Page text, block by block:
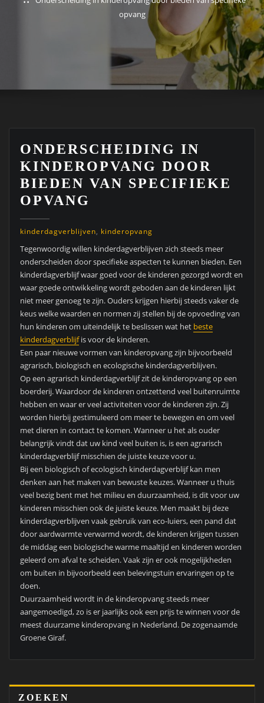
opvang
ONDERSCHEIDING IN
KINDEROPVANG DOOR
BIEDEN VAN SPECIFIEKE
OPVANG
kinderdagverblijven, kinderopvang
Tegenwoordig willen kinderdagverblijven zich steeds meer
onderscheiden door specifieke aspecten te kunnen bieden. Een
kinderdagverblijf waar goed voor de kinderen gezorgd wordt en
waar goede ontwikkeling wordt geboden aan de kinderen lijkt
niet meer genoeg te zijn. Ouders krijgen hierbij steeds vaker de
keus welke waarden en normen zij stellen bij de opvoeding van
hun kinderen om uiteindelijk te beslissen wat het beste
kinderdagverblijfis voor de kinderen.
Een paar nieuwe vormen van kinderopvang zijn bijvoorbeeld
agrarisch, biologisch en ecologische kinderdagverblijven.
Op een agrarisch kinderdagverblijf zit de kinderopvang op een
boerderij. Waardoor de kinderen ontzettend veel buitenruimte
hebben en waar er veel activiteiten voor de kinderen zijn. Zij
worden hierbij gestimuleerd om meer te bewegen en om veel
met dieren in contact te komen. Wanneer u het als ouder
belangrijk vindt dat uw kind veel buiten is, is een agrarisch
kinderdagverblijf misschien de juiste keuze voor u.
Bij een biologisch of ecologisch kinderdagverblijf kan men
denken aan het maken van bewuste keuzes. Wanneer u thuis
veel bezig bent met het milieu en duurzaamheid, is dit voor uw
kinderen misschien ook de juiste keuze. Men maakt bij deze
kinderdagverblijven vaak gebruik van eco-luiers, een pand dat
door aardwarmte verwarmd wordt, de kinderen krijgen tussen
de middag een biologische warme maaltijd en kinderen worden
geleerd om afval te scheiden. Vaak zijn er ook mogelijkheden
om buiten in bijvoorbeeld een belevingstuin ervaringen op te
doen.
Duurzaamheid wordt in de kinderopvang steeds meer
aangemoedigd, zo is er jaarlijks ook een prijs te winnen voor de
meest duurzame kinderopvang in Nederland. De zogenaamde
Groene Giraf.
ZOEKEN